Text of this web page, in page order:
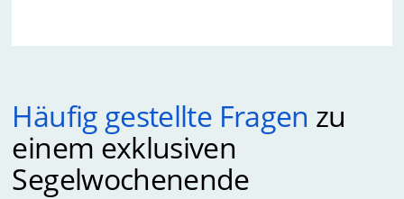
Häufig gestellte Fragen zu
einem exklusiven
Segelwochenende